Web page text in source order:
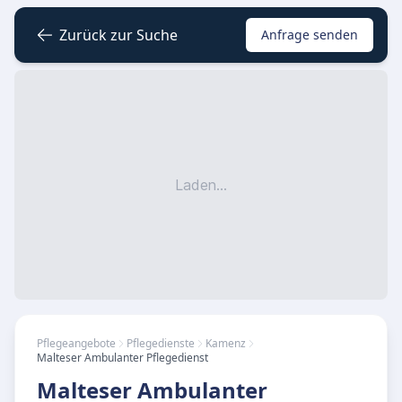
Zurück zur Suche Anfrage senden
Laden...
Pflegeangebote Pflegedienste
Kamenz
Malteser Ambulanter Pflegedienst
Malteser Ambulanter